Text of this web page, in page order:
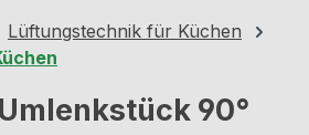
Lüftungstechnik für Küchen
90°